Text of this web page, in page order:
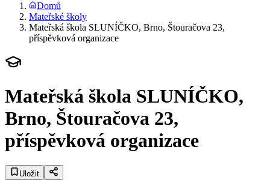
Domů
Mateřské školy
Mateřská škola SLUNÍČKO, Brno, Štouračova 23,
příspěvková organizace
Mateřská škola SLUNÍČKO,
Brno, Štouračova 23,
příspěvková organizace
Uložit